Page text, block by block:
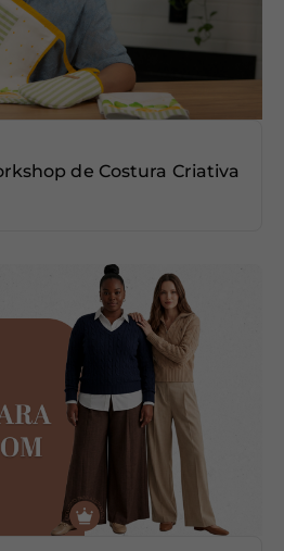
de Costura Criativa